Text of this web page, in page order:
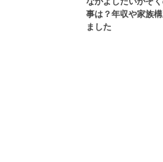
事は？年収や家族
ました